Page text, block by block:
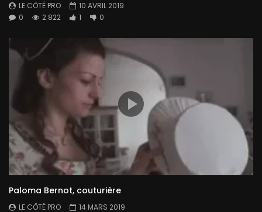
LE CÔTÉ PRO
10 AVRIL 2019
0
2 822 1 0
Paloma Bernot, couturière
LE CÔTÉ PRO 14 MARS 2019